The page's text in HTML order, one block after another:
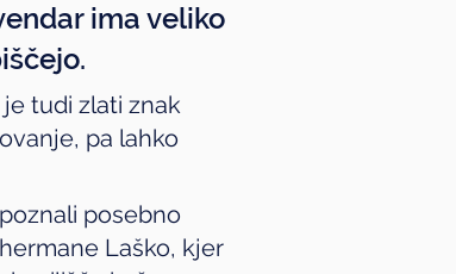
ima veliko
tudi zlati znak
pa lahko
posebno
Laško, kjer